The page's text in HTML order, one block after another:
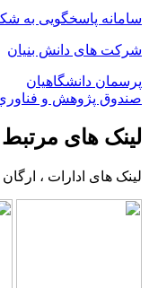
سامانه پاسخگویی به
شرکت های دانش بنیان
پرسمان دانشگاهیان
صندوق پژوهش و
لینک های مرتبط
لینک های ادارات ،